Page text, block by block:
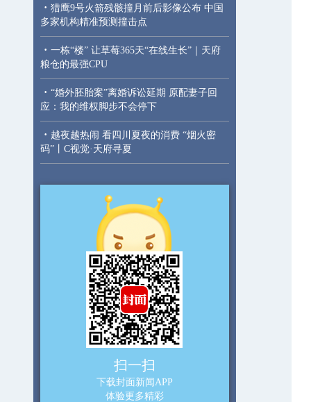
· 猎鹰9号火箭残骸撞月前后影像公布 中国
多家机构精准预测撞击点
· 一栋“楼” 让草莓365天“在线生长”｜天府
粮仓的最强CPU
· “婚外胚胎案”离婚诉讼延期 原配妻子回
应：我的维权脚步不会停下
· 越夜越热闹 看四川夏夜的消费 “烟火密
码”丨C视觉·天府寻夏
扫一扫
下载封面新闻APP
体验更多精彩